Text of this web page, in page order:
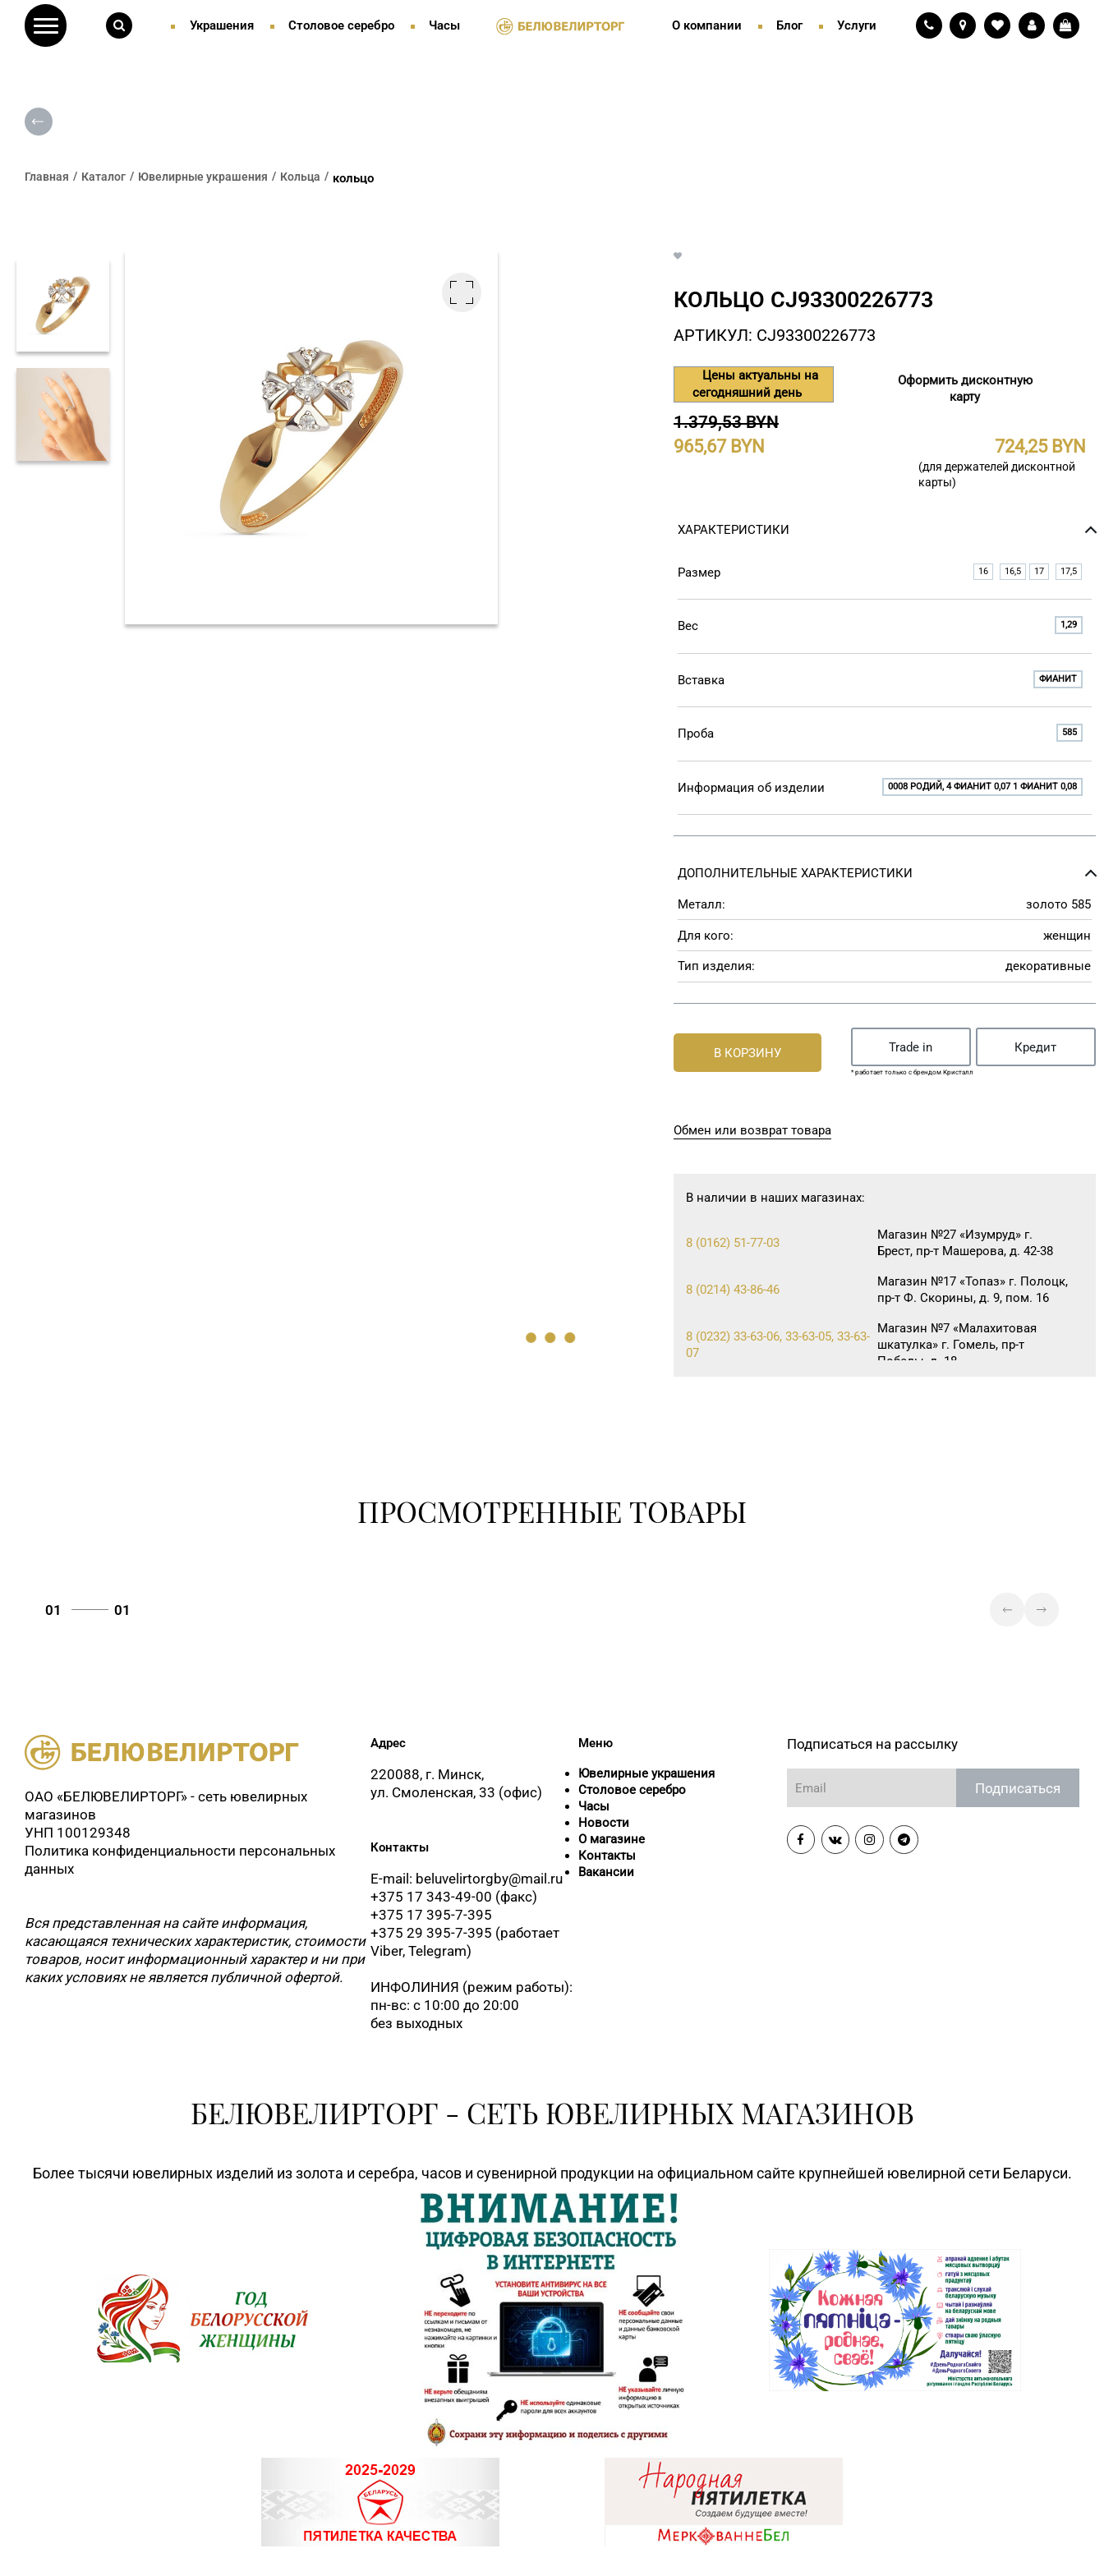
Украшения Столовое серебро Часы О компании Блог Услуги
Главная Каталог Ювелирные украшения Кольца кольцо
КОЛЬЦО СJ93300226773
АРТИКУЛ: СJ93300226773
Цены актуальны на
сегодняшний день
Оформить дисконтную
карту
1.379,53 BYN
965,67 724,25
(для держателей дисконтной
карты)
ХАРАКТЕРИСТИКИ
Размер 16 16,5 17 17,5
Вес 1,29
Вставка ФИАНИТ
Проба 585
Информация об изделии 0008 РОДИЙ, 4 ФИАНИТ 0,07 1 ФИАНИТ 0,08
ДОПОЛНИТЕЛЬНЫЕ ХАРАКТЕРИСТИКИ
Металл: золото 585
Для кого: женщин
Тип изделия: декоративные
В КОРЗИНУ Trade in Кредит
* работает только с брендом Кристалл
Обмен или возврат товара
В наличии в наших магазинах:
8 (0162) 51-77-03
Магазин №27 «Изумруд» г.
Брест, пр-т Машерова, д. 42-38
8 (0214) 43-86-46
Магазин №17 «Топаз» г. Полоцк,
пр-т Ф. Скорины, д. 9, пом. 16
8 (0232) 33-63-06, 33-63-05, 33-63-
07
Магазин №7 «Малахитовая
шкатулка» г. Гомель, пр-т
Победы, д. 18
"БЕЛЮВЕЛИРТОРГ" г. Полоцк,
ПРОСМОТРЕННЫЕ ТОВАРЫ
01 01
ОАО «БЕЛЮВЕЛИРТОРГ» - сеть ювелирных
магазинов
УНП 100129348
Политика конфиденциальности персональных
данных
Вся представленная на сайте информация,
касающаяся технических характеристик, стоимости
товаров, носит информационный характер и ни при
каких условиях не является публичной офертой.
Адрес
220088, г. Минск,
ул. Смоленская, 33 (офис)
Контакты
E-mail: beluvelirtorgby@mail.ru
+375 17 343-49-00 (факс)
+375 17 395-7-395
+375 29 395-7-395 (работает
Viber, Telegram)
ИНФОЛИНИЯ (режим работы):
пн-вс: с 10:00 до 20:00
без выходных
Меню
Ювелирные украшения
Столовое серебро
Часы
Новости
О магазине
Контакты
Вакансии
Подписаться на рассылку
Подписаться
БЕЛЮВЕЛИРТОРГ - СЕТЬ ЮВЕЛИРНЫХ МАГАЗИНОВ
Более тысячи ювелирных изделий из золота и серебра, часов и сувенирной продукции на официальном сайте крупнейшей ювелирной сети Беларуси.